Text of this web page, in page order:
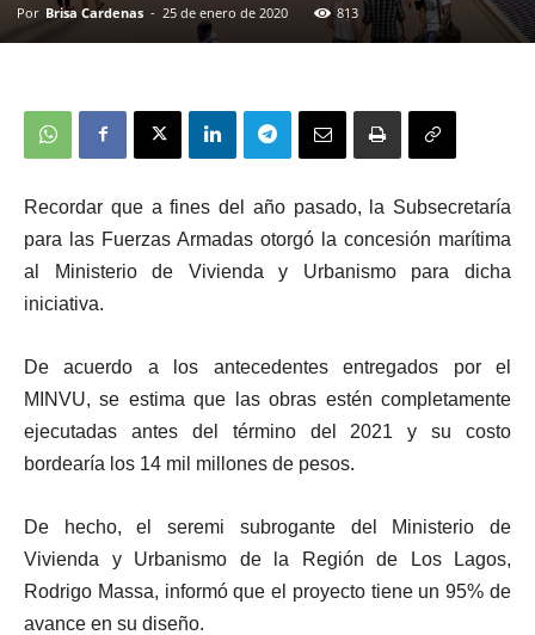
Por Brisa Cardenas - 25 de enero de 2020 813
Recordar que a fines del año pasado, la Subsecretaría
para las Fuerzas Armadas otorgó la concesión marítima
al Ministerio de Vivienda y Urbanismo para dicha
iniciativa.
De acuerdo a los antecedentes entregados por el
MINVU, se estima que las obras estén completamente
ejecutadas antes del término del 2021 y su costo
bordearía los 14 mil millones de pesos.
De hecho, el seremi subrogante del Ministerio de
Vivienda y Urbanismo de la Región de Los Lagos,
Rodrigo Massa, informó que el proyecto tiene un 95% de
avance en su diseño.